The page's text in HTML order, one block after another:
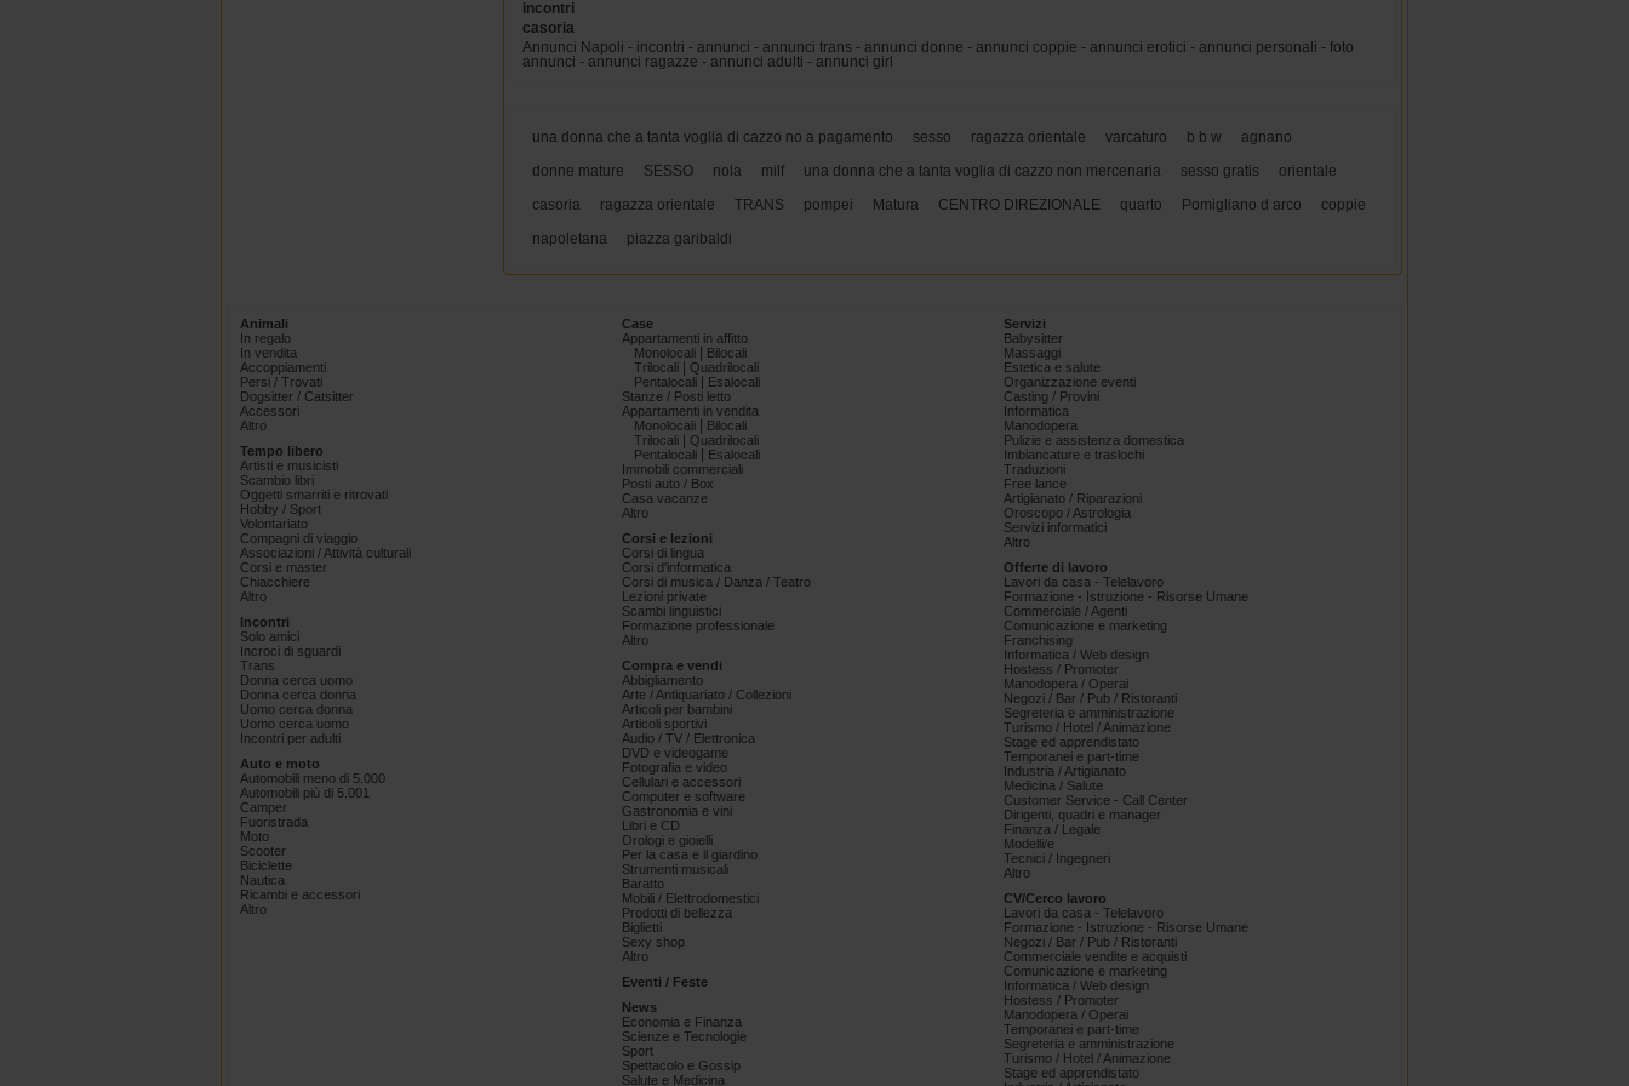
incontri
casoria
Annunci Napoli - incontri - annunci - annunci trans - annunci donne - annunci coppie - annunci erotici - annunci personali - foto
annunci - annunci ragazze - annunci adulti - annunci girl
una donna che a tanta voglia di cazzo no a pagamento sesso ragazza orientale varcaturo b b w
agnano
donne mature
SESSO nola milf una donna che a tanta voglia di cazzo non mercenaria sesso gratis
orientale
casoria
ragazza orientale TRANS pompei Matura CENTRO DIREZIONALE quarto Pomigliano d arco
coppie
napoletana
piazza garibaldi
Animali
In regalo
In vendita
Accoppiamenti
Persi / Trovati
Dogsitter / Catsitter
Accessori
Altro
Tempo libero
Artisti e musicisti
Scambio libri
Oggetti smarriti e ritrovati
Hobby / Sport
Volontariato
Compagni di viaggio
Associazioni / Attività culturali
Corsi e master
Chiacchiere
Altro
Incontri
Solo amici
Incroci di sguardi
Trans
Donna cerca uomo
Donna cerca donna
Uomo cerca donna
Uomo cerca uomo
Incontri per adulti
Auto e moto
Automobili meno di 5.000
Automobili più di 5.001
Camper
Fuoristrada
Moto
Scooter
Biciclette
Nautica
Ricambi e accessori
Altro
Case
Appartamenti in affitto
Monolocali
Bilocali
Trilocali
Quadrilocali
Pentalocali
Esalocali
Stanze / Posti letto
Appartamenti in vendita
Monolocali
Bilocali
Trilocali
Quadrilocali
Pentalocali
Esalocali
Immobili commerciali
Posti auto / Box
Casa vacanze
Altro
Corsi e lezioni
Corsi di lingua
Corsi d'informatica
Corsi di musica / Danza / Teatro
Lezioni private
Scambi linguistici
Formazione professionale
Altro
Compra e vendi
Abbigliamento
Arte / Antiquariato / Collezioni
Articoli per bambini
Articoli sportivi
Audio / TV / Elettronica
DVD e videogame
Fotografia e video
Cellulari e accessori
Computer e software
Gastronomia e vini
Libri e CD
Orologi e gioielli
Per la casa e il giardino
Strumenti musicali
Baratto
Mobili / Elettrodomestici
Prodotti di bellezza
Biglietti
Sexy shop
Altro
Eventi / Feste
News
Economia e Finanza
Scienze e Tecnologie
Sport
Spettacolo e Gossip
Salute e Medicina
Servizi
Babysitter
Massaggi
Estetica e salute
Organizzazione eventi
Casting / Provini
Informatica
Manodopera
Pulizie e assistenza domestica
Imbiancature e traslochi
Traduzioni
Free lance
Artigianato / Riparazioni
Oroscopo / Astrologia
Servizi informatici
Altro
Offerte di lavoro
Lavori da casa - Telelavoro
Formazione - Istruzione - Risorse Umane
Commerciale / Agenti
Comunicazione e marketing
Franchising
Informatica / Web design
Hostess / Promoter
Manodopera / Operai
Negozi / Bar / Pub / Ristoranti
Segreteria e amministrazione
Turismo / Hotel / Animazione
Stage ed apprendistato
Temporanei e part-time
Industria / Artigianato
Medicina / Salute
Customer Service - Call Center
Dirigenti, quadri e manager
Finanza / Legale
Modelli/e
Tecnici / Ingegneri
Altro
CV/Cerco lavoro
Lavori da casa - Telelavoro
Formazione - Istruzione - Risorse Umane
Negozi / Bar / Pub / Ristoranti
Commerciale vendite e acquisti
Comunicazione e marketing
Informatica / Web design
Hostess / Promoter
Manodopera / Operai
Temporanei e part-time
Segreteria e amministrazione
Turismo / Hotel / Animazione
Stage ed apprendistato